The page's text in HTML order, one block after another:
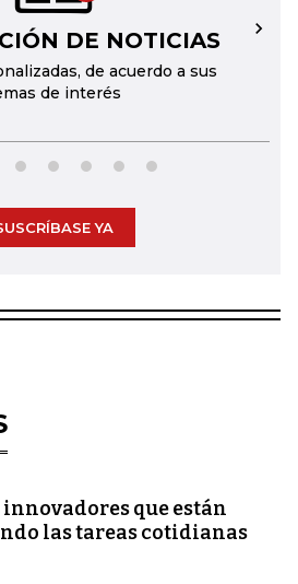
DE NOTICIAS
de acuerdo a sus
de interés
→
YA
innovadores que están
las tareas cotidianas